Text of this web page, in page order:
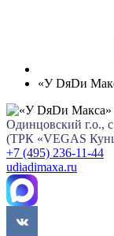
«У DяDи
Одинцовский г.о.,
(ТРК «VEGAS
+7 (495) 236-11-44
udiadimaxa.ru